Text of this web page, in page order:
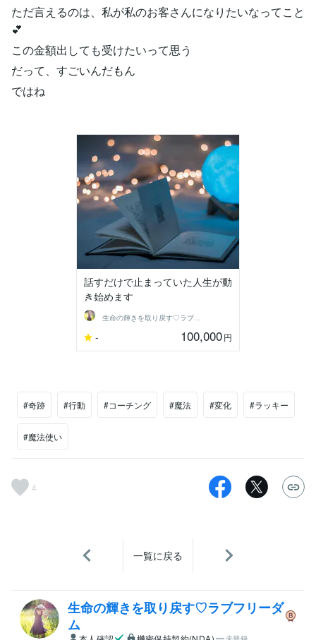
ただ言えるのは、私が私のお客さんになりたいなってこと
💕
この金額出しても受けたいって思う
だって、すごいんだもん
ではね
話すだけで止まっていた人生が動
き始めます
生命の輝きを取り戻す♡ラブフリーダム
- 100,000円
#奇跡 #行動 #コーチング #魔法 #変化 #ラッキー
#魔法使い
4
一覧に戻る
生命の輝きを取り戻す♡ラブフリーダ
ム